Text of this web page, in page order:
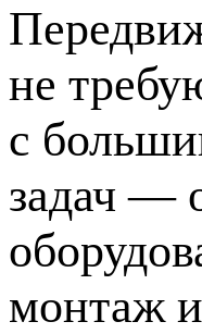
не
с
задач —
монтаж